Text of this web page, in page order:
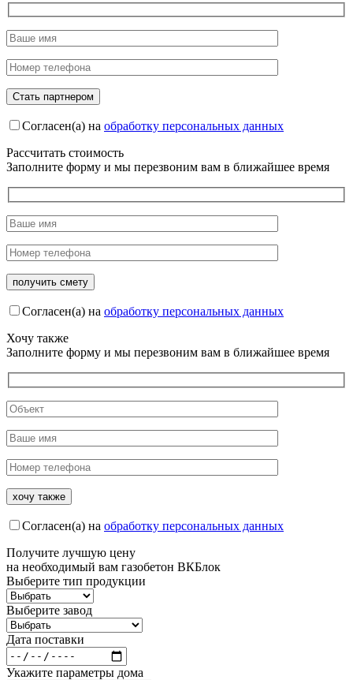
Согласен(а) на обработку персональных данных
Рассчитать стоимость
Заполните форму и мы перезвоним вам в ближайшее время
Согласен(а) на обработку персональных данных
Хочу также
Заполните форму и мы перезвоним вам в ближайшее время
Согласен(а) на обработку персональных данных
Получите лучшую цену
на необходимый вам газобетон ВКБлок
Выберите тип продукции
Выберите завод
Дата поставки
Укажите параметры дома